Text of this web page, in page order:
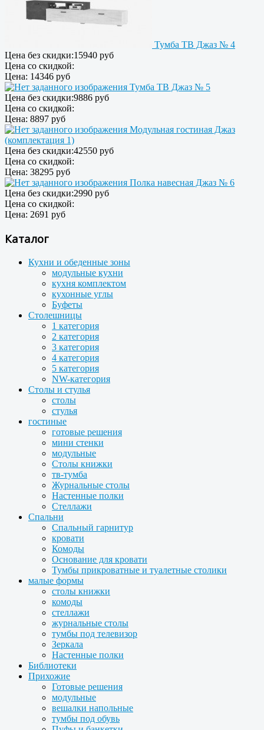
Тумба ТВ Джаз № 4
Цена без скидки:15940 руб
Цена со скидкой:
Цена: 14346 руб
Тумба ТВ Джаз № 5
Цена без скидки:9886 руб
Цена со скидкой:
Цена: 8897 руб
Модульная гостиная Джаз
(комплектация 1)
Цена без скидки:42550 руб
Цена со скидкой:
Цена: 38295 руб
Полка навесная Джаз № 6
Цена без скидки:2990 руб
Цена со скидкой:
Цена: 2691 руб
Каталог
Кухни и обеденные зоны
модульные кухни
кухня комплектом
кухонные углы
Буфеты
Столешницы
1 категория
2 категория
3 категория
4 категория
5 категория
NW-категория
Столы и стулья
столы
стулья
гостиные
готовые решения
мини стенки
модульные
Столы книжки
тв-тумба
Журнальные столы
Настенные полки
Стеллажи
Спальни
Спальный гарнитур
кровати
Комоды
Основание для кровати
Тумбы прикроватные и туалетные столики
малые формы
столы книжки
комоды
стеллажи
журнальные столы
тумбы под телевизор
Зеркала
Настенные полки
Библиотеки
Прихожие
Готовые решения
модульные
вешалки напольные
тумбы под обувь